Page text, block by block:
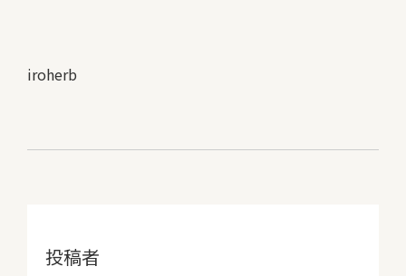
iroherb
投稿者